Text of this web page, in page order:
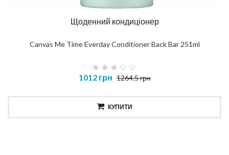
Щоденний кондиціонер
Canvas Me Time Everday Conditioner Back Bar 251ml
1012 грн 1264.5 грн
КУПИТИ